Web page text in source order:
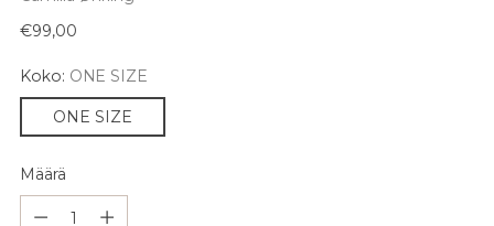
Normaali
€99,00
Koko: ONE SIZE
ONE SIZE
Määrä